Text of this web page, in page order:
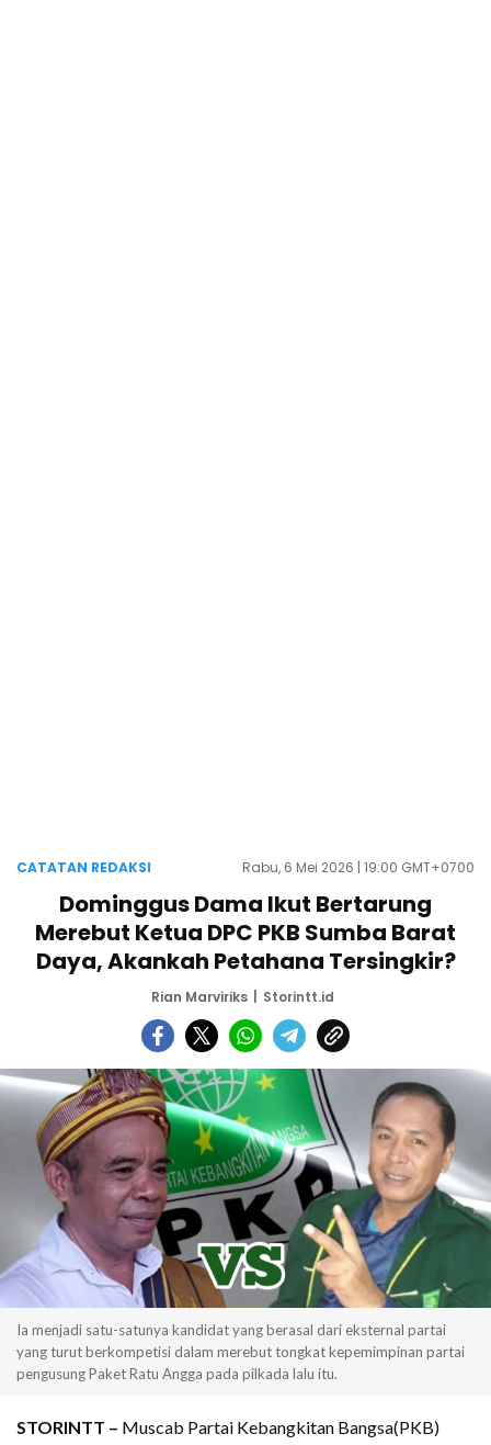
CATATAN REDAKSI Rabu, 6 Mei 2026 | 19:00 GMT+0700
Dominggus Dama Ikut Bertarung
Merebut Ketua DPC PKB Sumba Barat
Daya, Akankah Petahana Tersingkir?
Rian Marviriks Storintt.id
Ia menjadi satu-satunya kandidat yang berasal dari eksternal partai
yang turut berkompetisi dalam merebut tongkat kepemimpinan partai
pengusung Paket Ratu Angga pada pilkada lalu itu.
STORINTT – Muscab Partai Kebangkitan Bangsa(PKB)